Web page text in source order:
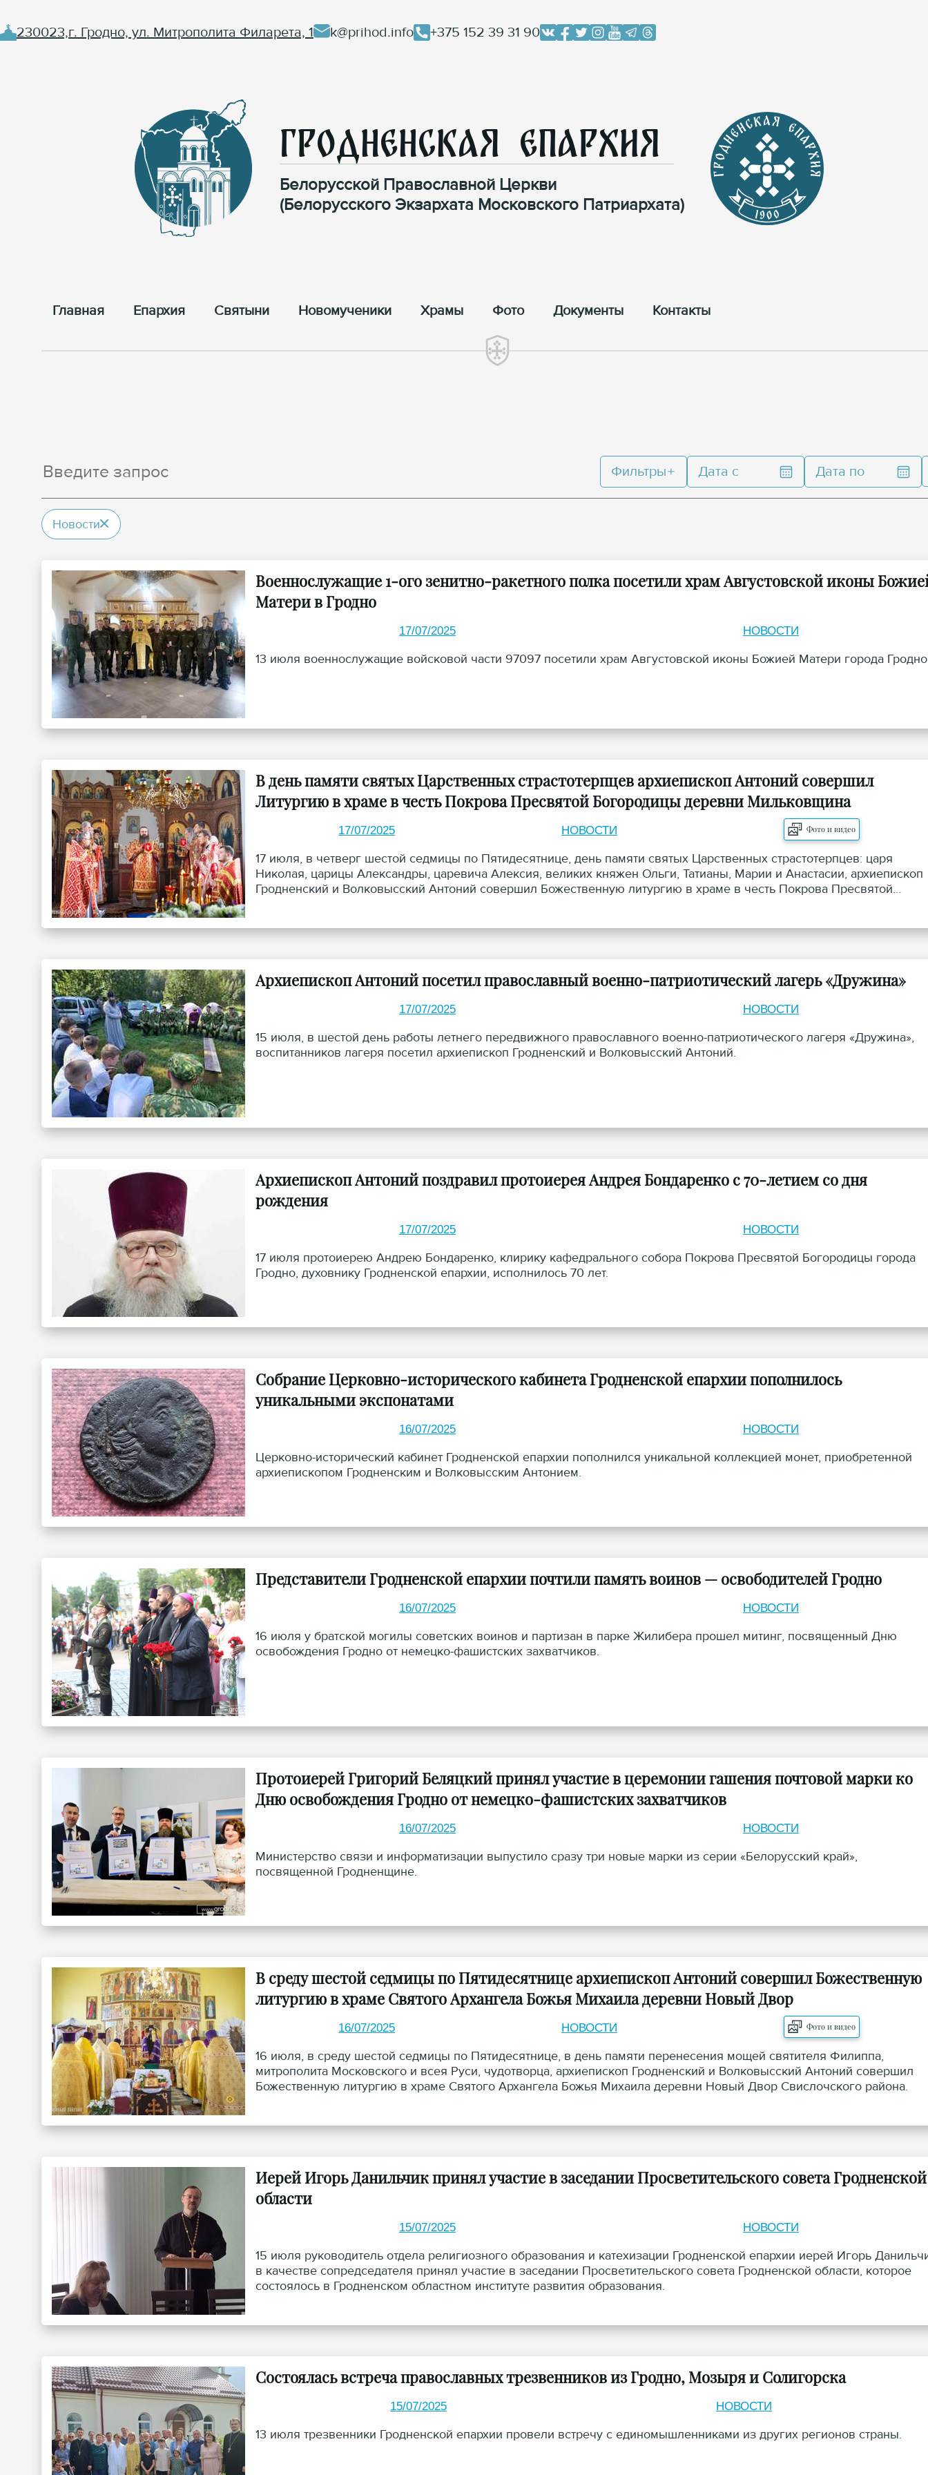
230023,г. Гродно, ул. Митрополита Филарета, 1 k@prihod.info +375 152 39 31 90
Гродненская Епархия
Белорусской Православной Церкви
(Белорусского Экзархата Московского Патриархата)
Главная Епархия Cвятыни Новомученики Храмы Фото Документы Контакты
Фильтры Дата с Дата по
Новости
Военнослужащие 1-ого зенитно-ракетного полка посетили храм Августовской иконы
Матери в Гродно
17/07/2025 НОВОСТИ
13 июля военнослужащие войсковой части 97097 посетили храм Августовской иконы Божией Матери города
В день памяти святых Царственных страстотерпцев архиепископ Антоний совершил
Литургию в храме в честь Покрова Пресвятой Богородицы деревни Мильковщина
17/07/2025 НОВОСТИ Фото и видео
17 июля, в четверг шестой седмицы по Пятидесятнице, день памяти святых Царственных страстотерпцев: царя
Николая, царицы Александры, царевича Алексия, великих княжен Ольги, Татианы, Марии и Анастасии, архиепископ
Гродненский и Волковысский Антоний совершил Божественную литургию в храме в честь Покрова Пресвятой
Архиепископ Антоний посетил православный военно-патриотический лагерь «Дружина»
17/07/2025 НОВОСТИ
15 июля, в шестой день работы летнего передвижного православного военно-патриотического лагеря «Дружина»,
воспитанников лагеря посетил архиепископ Гродненский и Волковысский Антоний.
Архиепископ Антоний поздравил протоиерея Андрея Бондаренко с 70-летием со дня
рождения
17/07/2025 НОВОСТИ
17 июля протоиерею Андрею Бондаренко, клирику кафедрального собора Покрова Пресвятой Богородицы города
Гродно, духовнику Гродненской епархии, исполнилось 70 лет.
Собрание Церковно-исторического кабинета Гродненской епархии пополнилось
уникальными экспонатами
16/07/2025 НОВОСТИ
Церковно-исторический кабинет Гродненской епархии пополнился уникальной коллекцией монет, приобретенной
архиепископом Гродненским и Волковысским Антонием.
Представители Гродненской епархии почтили память воинов — освободителей Гродно
16/07/2025 НОВОСТИ
16 июля у братской могилы советских воинов и партизан в парке Жилибера прошел митинг, посвященный Дню
освобождения Гродно от немецко-фашистских захватчиков.
Протоиерей Григорий Беляцкий принял участие в церемонии гашения почтовой марки ко
Дню освобождения Гродно от немецко-фашистских захватчиков
16/07/2025 НОВОСТИ
Министерство связи и информатизации выпустило сразу три новые марки из серии «Белорусский край»,
посвященной Гродненщине.
В среду шестой седмицы по Пятидесятнице архиепископ Антоний совершил Божественную
литургию в храме Святого Архангела Божья Михаила деревни Новый Двор
16/07/2025 НОВОСТИ Фото и видео
16 июля, в среду шестой седмицы по Пятидесятнице, в день памяти перенесения мощей святителя Филиппа,
митрополита Московского и всея Руси, чудотворца, архиепископ Гродненский и Волковысский Антоний совершил
Божественную литургию в храме Святого Архангела Божья Михаила деревни Новый Двор Свислочского района.
Иерей Игорь Данильчик принял участие в заседании Просветительского совета Гродненской
области
15/07/2025 НОВОСТИ
15 июля руководитель отдела религиозного образования и катехизации Гродненской епархии иерей Игорь
в качестве сопредседателя принял участие в заседании Просветительского совета Гродненской области, которое
состоялось в Гродненском областном институте развития образования.
Состоялась встреча православных трезвенников из Гродно, Мозыря и Солигорска
15/07/2025 НОВОСТИ
13 июля трезвенники Гродненской епархии провели встречу с единомышленниками из других регионов страны.